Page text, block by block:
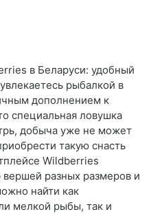
в Беларуси: удобный
рыбалкой в
дополнением к
специальная ловушка
добыча уже не может
такую снасть
Wildberries
разных размеров и
найти как
мелкой рыбы, так и